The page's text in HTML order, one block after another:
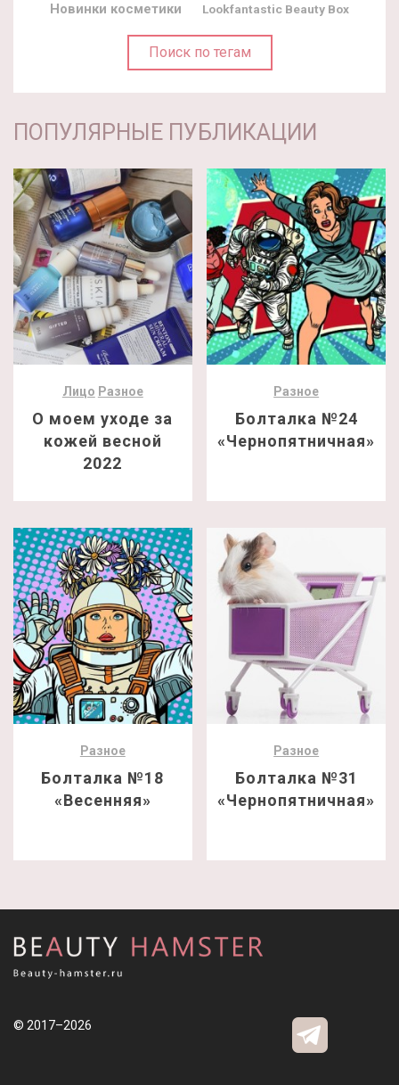
Новинки косметики Lookfantastic Beauty Box
Поиск по тегам
ПОПУЛЯРНЫЕ ПУБЛИКАЦИИ
Лицо Разное
О моем уходе за
кожей весной
2022
Разное
Болталка №24
«Чернопятничная»
Разное
Болталка №18
«Весенняя»
Разное
Болталка №31
«Чернопятничная»
© 2017–2026